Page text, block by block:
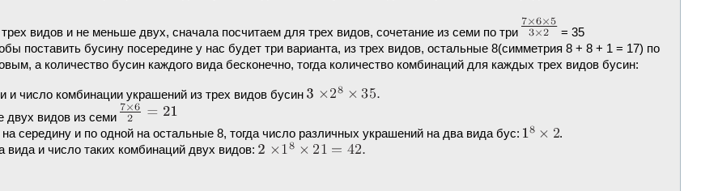
видов и не меньше двух, сначала посчитаем для трех видов, сочетание из семи по три
= 35
поставить бусину посередине у нас будет три варианта, из трех видов, остальные 8(симметрия 8 + 8 + 1 = 17) по
а количество бусин каждого вида бесконечно, тогда количество комбинаций для каждых трех видов бусин:
и число комбинации украшений из трех видов бусин
двух видов из семи
середину и по одной на остальные 8, тогда число различных украшений на два вида бус:
.
и число таких комбинаций двух видов: